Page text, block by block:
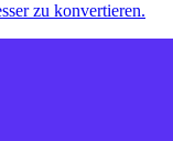
zu konvertieren.